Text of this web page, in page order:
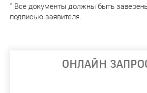
* Все документы должны быть
подписью заявителя.
ОНЛАЙН